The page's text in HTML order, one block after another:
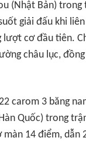
(Nhật Bản)
giải đấu khi
cơ đầu tiên.
châu lục,
carom 3 băng
Quốc) trong
14 điểm, dẫn